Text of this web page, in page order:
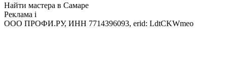
Найти мастера в Самаре
Реклама i
ООО ПРОФИ.РУ, ИНН 7714396093, erid: LdtCKWmeo